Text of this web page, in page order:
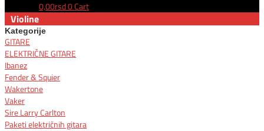
0,00rsd0Cart
Violine
Kategorije
GITARE
ELEKTRIČNE GITARE
Ibanez
Fender & Squier
Wakertone
Vaker
Sire Larry Carlton
Paketi električnih gitara